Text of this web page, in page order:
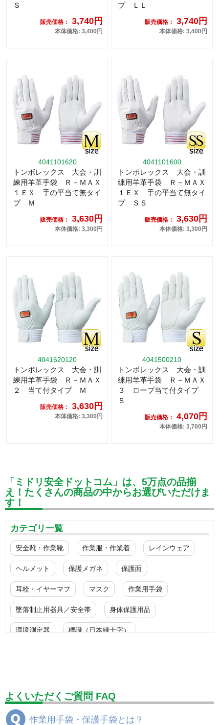
Ｓ
販売価格： 3,740円
本体価格: 3,400円
プ ＬＬ
販売価格： 3,740円
本体価格: 3,400円
4041101620
トンボレックス 大会・訓
練用羊革手袋 Ｒ－ＭＡＸ
１ＥＸ 手の平当て無タイ
プ Ｍ
販売価格： 3,630円
本体価格: 3,300円
4041101600
トンボレックス 大会・訓
練用羊革手袋 Ｒ－ＭＡＸ
１ＥＸ 手の平当て無タイ
プ ＳＳ
販売価格： 3,630円
本体価格: 3,300円
4041620120
トンボレックス 大会・訓
練用羊革手袋 Ｒ－ＭＡＸ
２ 当て付タイプ Ｍ
販売価格： 3,630円
本体価格: 3,300円
4041500210
トンボレックス 大会・訓
練用羊革手袋 Ｒ－ＭＡＸ
３ ロープ当て付タイプ
Ｓ
販売価格： 4,070円
本体価格: 3,700円
「ミドリ安全ドットコム」は、5万点の品揃
え！たくさんの商品の中からお選びいただけま
す！
カテゴリ一覧
安全靴・作業靴 作業服・作業着 レインウェア
ヘルメット 保護メガネ 保護面
耳栓・イヤーマフ マスク 作業用手袋
墜落制止用器具／安全帯 身体保護用品
環境測定器 標識（日本緑十字）
設備用品・作業補助用品 工事作業用品
分煙対策機器
よくいただくご質問 FAQ
作業用手袋・保護手袋とは？